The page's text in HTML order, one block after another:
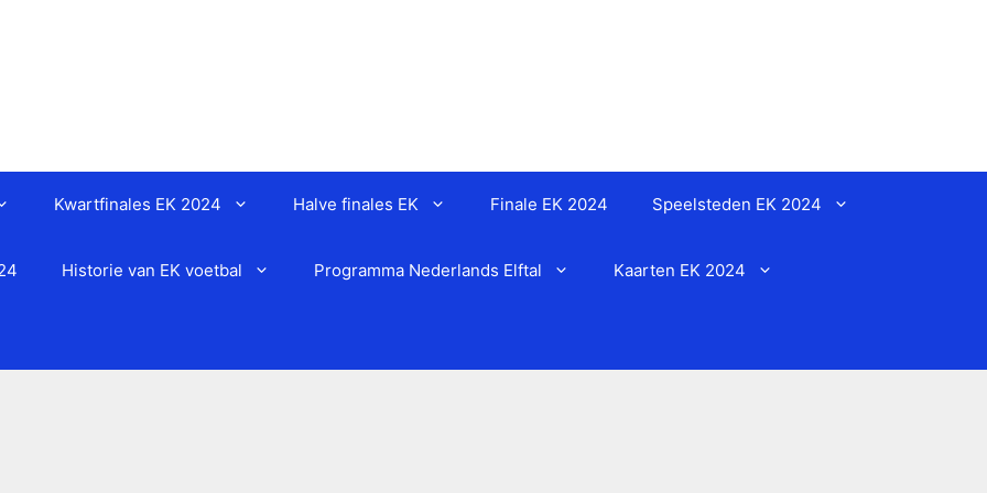
Kwartfinales EK 2024 Halve finales EK Finale EK 2024 Speelsteden EK 2024
Historie van EK voetbal Programma Nederlands Elftal Kaarten EK 2024